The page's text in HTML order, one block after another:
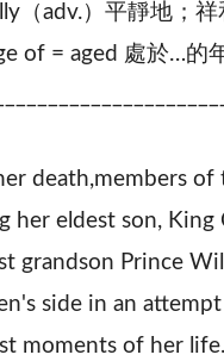
（adv.）平靜地；祥
of = aged 處於…的
death,members of
her eldest son, King
grandson Prince
side in an
moments of her life.